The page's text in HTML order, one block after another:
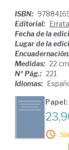
ISBN:
Editorial:
Fecha de la
Lugar de la
Medidas: 22 cm
Nº Pág.: 221
Idiomas: